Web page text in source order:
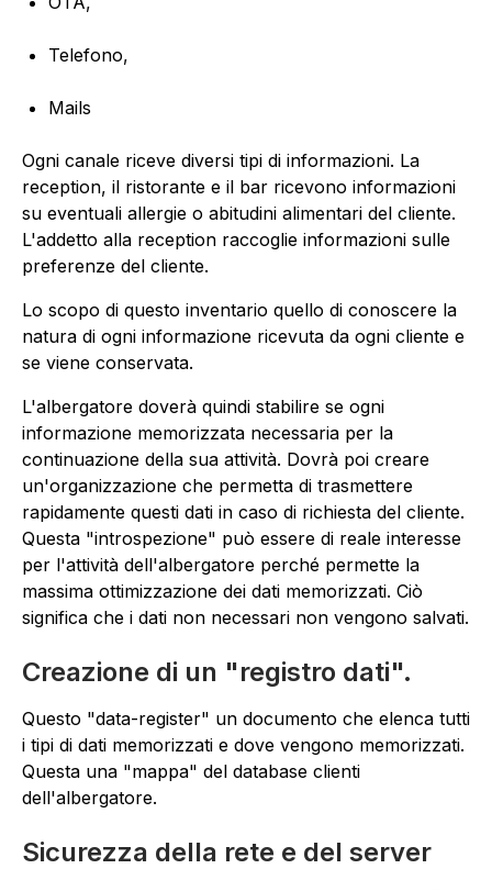
Telefono,
Mails
Ogni canale riceve diversi tipi di informazioni. La
reception, il ristorante e il bar ricevono informazioni
su eventuali allergie o abitudini alimentari del cliente.
L'addetto alla reception raccoglie informazioni sulle
preferenze del cliente.
Lo scopo di questo inventario quello di conoscere la
natura di ogni informazione ricevuta da ogni cliente e
se viene conservata.
L'albergatore doverà quindi stabilire se ogni
informazione memorizzata necessaria per la
continuazione della sua attività. Dovrà poi creare
un'organizzazione che permetta di trasmettere
rapidamente questi dati in caso di richiesta del cliente.
Questa "introspezione" può essere di reale interesse
per l'attività dell'albergatore perché permette la
massima ottimizzazione dei dati memorizzati. Ciò
significa che i dati non necessari non vengono salvati.
Creazione di un "registro dati".
Questo "data-register" un documento che elenca tutti
i tipi di dati memorizzati e dove vengono memorizzati.
Questa una "mappa" del database clienti
dell'albergatore.
Sicurezza della rete e del server